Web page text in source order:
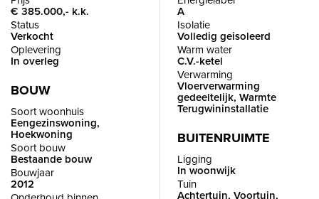
tenniscomplex, de watersportvereniging, jachthaven en het
zwemstrandje liggen op loopafstand. Scholen en winkels
bereikt u binnen een paar fietsminuten. Ook de uitvalswegen
naar Rotterdam en de goede verbinding van het openbaar
vervoer liggen binnen handbereik.
Wij laten met veel plezier deze fijne gezinswoning graag van
binnen zien! Maak hiervoor een vrijblijvende
bezichtigingsafspraak.
€ 385.000,- k.k.
Status
Verkocht
Oplevering
In overleg
BOUW
Soort woonhuis
Eengezinswoning,
Hoekwoning
Soort bouw
Bestaande bouw
Bouwjaar
2012
A
Isolatie
Volledig geisoleerd
Warm water
C.V.-ketel
Verwarming
Vloerverwarming
gedeeltelijk, Warmte
Terugwininstallatie
BUITENRUIMTE
Ligging
In woonwijk
Tuin
Achtertuin, Voortuin,